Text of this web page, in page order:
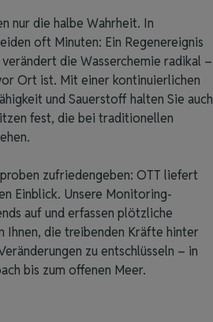
nur die halbe Wahrheit. In
oft Minuten: Ein Regenereignis
die Wasserchemie radikal –
Ort ist. Mit einer kontinuierlichen
und Sauerstoff halten Sie auch
fest, die bei traditionellen
zufriedengeben: OTT liefert
Einblick. Unsere Monitoring-
auf und erfassen plötzliche
Ihnen, die treibenden Kräfte hinter
zu entschlüsseln – in
bis zum offenen Meer.